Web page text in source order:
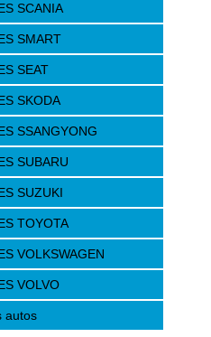
SCANIA
SMART
SEAT
SKODA
SSANGYONG
SUBARU
SUZUKI
TOYOTA
VOLKSWAGEN
VOLVO
autos